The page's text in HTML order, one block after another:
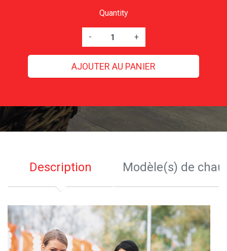
Quantity
- +
AJOUTER AU PANIER
Description Modèle(s) de